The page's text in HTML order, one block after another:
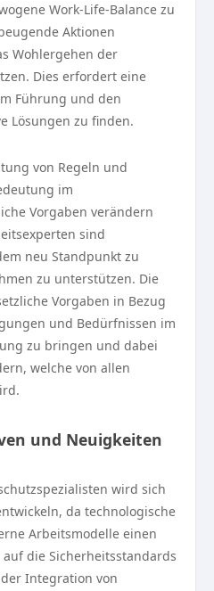
Work-Life-Balance zu
Aktionen
Wohlergehen der
Dies erfordert eine
Führung und den
Lösungen zu finden.
von Regeln und
im
Vorgaben verändern
sind
neu Standpunkt zu
zu unterstützen. Die
Vorgaben in Bezug
und Bedürfnissen im
zu bringen und dabei
welche von allen
und Neuigkeiten
wird sich
da technologische
Arbeitsmodelle einen
die Sicherheitsstandards
Integration von